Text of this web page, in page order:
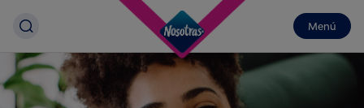
Menú